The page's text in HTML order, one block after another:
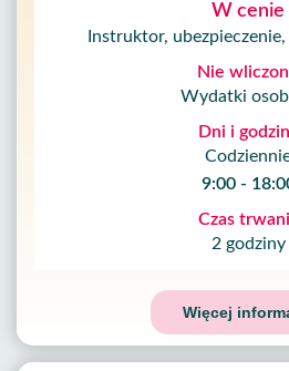
W cenie
Instruktor,
Nie
Wydatki
Dni i
9:00 -
Czas
2 godziny
Więcej